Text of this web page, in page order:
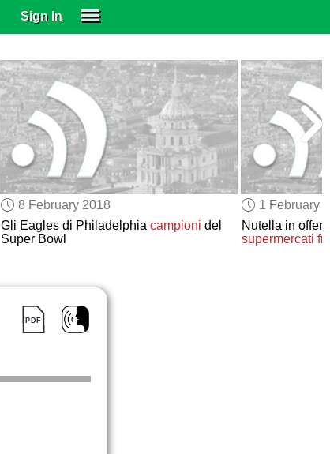
Sign In
SUBSCRIBE
EDUCATIONAL LICENSES
GIFT CARDS
OTHER LANGUAGES
ABOUT US
ALEXA
ADJUST COLORS
8 February 2018
Gli Eagles di Philadelphia campioni del
Super Bowl
1 February
Nutella in
supermercati